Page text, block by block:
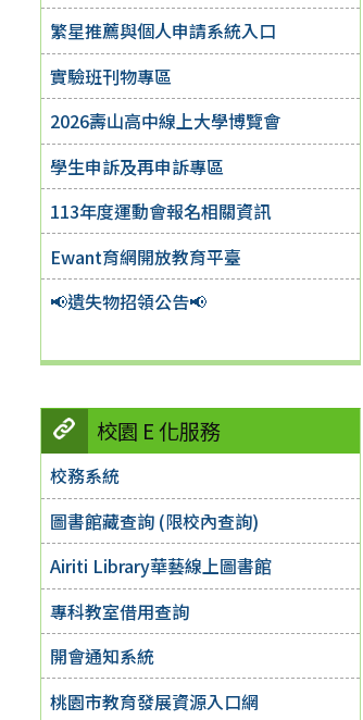
繁星推薦與個人申請系統入口
實驗班刊物專區
2026壽山高中線上大學博覽會
學生申訴及再申訴專區
113年度運動會報名相關資訊
Ewant育網開放教育平臺
📢遺失物招領公告📢
校園 E 化服務
校務系統
圖書館藏查詢 (限校內查詢)
Airiti Library華藝線上圖書館
專科教室借用查詢
開會通知系統
桃園市教育發展資源入口網